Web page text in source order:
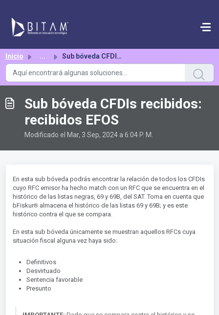
Inicio ... Sub bóveda CFDIs recibidos: recibidos EFOS
Sub bóveda CFDIs recibidos:
recibidos EFOS
Modificado el Mar, 3 Sep, 2024 a 6:04 P. M.
En esta sub bóveda podrás encontrar la relación de todos los CFDIs
cuyo RFC emisor ha hecho match con un RFC que se encuentra en el
histórico de las listas negras, 69 y 69B, del SAT. Toma en cuenta que
bFiskur®︎almacena el histórico de las listas 69 y 69B; y es este
histórico contra el que se compara.
En esta sub bóveda únicamente se muestran aquellos RFCs cuya
situación fiscal alguna vez haya sido:
Definitivos
Desvirtuado
Sentencia favorable
Presunto